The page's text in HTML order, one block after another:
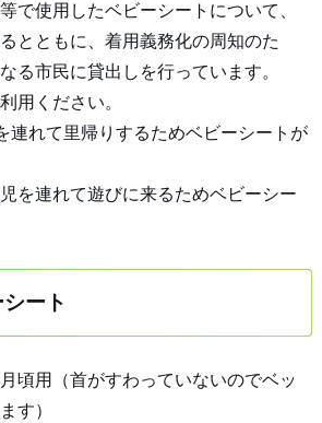
で使用したベビーシートについて、
とともに、着用義務化の周知のた
る市民に貸出しを行っています。
用ください。
連れて里帰りするためベビーシートが
を連れて遊びに来るためベビーシー
ート
頃用（首がすわっていないのでベッ
す）